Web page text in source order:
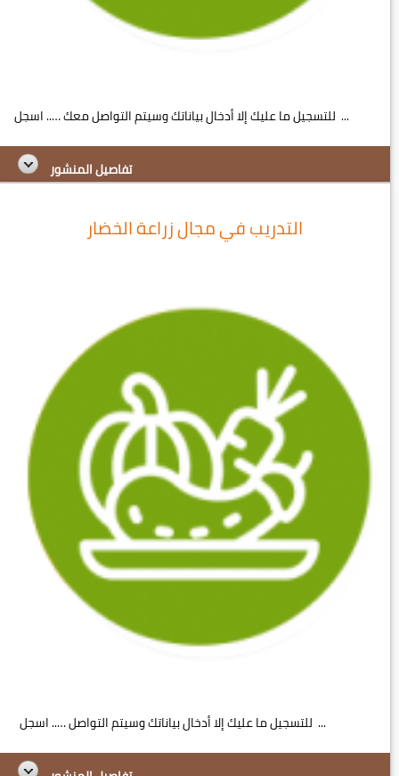
للتسجيل ما عليك إلا أدخال بياناتك وسيتم التواصل معك ….. اسجل ...
تفاصيل المنشور
التدريب في مجال زراعة الخضار
للتسجيل ما عليك إلا أدخال بياناتك وسيتم التواصل ….. اسجل ...